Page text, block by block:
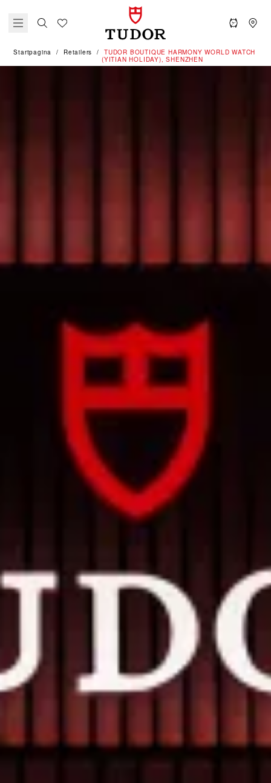
Startpagina Retailers
‭TUDOR BOUTIQUE HARMONY WORLD WATCH
(YITIAN HOLIDAY), SHENZHEN‬